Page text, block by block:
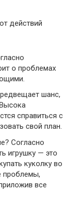
действий
о проблемах
шанс,
справиться с
свой план.
Согласно
игрушку — это
куколку во
проблемы,
все